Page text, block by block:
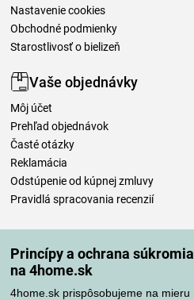
Princípy a ochrana súkromia
na 4home.sk
4home.sk prispôsobujeme na mieru
Nastavenie cookies
Obchodné podmienky
Starostlivosť o bielizeň
Vaše objednávky
Môj účet
Prehľad objednávok
Časté otázky
Reklamácia
Odstúpenie od kúpnej zmluvy
Pravidlá spracovania recenzií